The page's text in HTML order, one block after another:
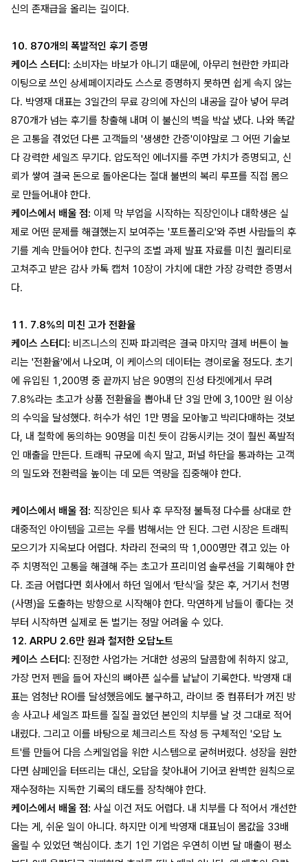
신의 존재급을 올리는 길이다.
10. 870개의 폭발적인 후기 증명
케이스 스터디: 소비자는 바보가 아니기 때문에, 아무리 현란한 카피라
이팅으로 쓰인 상세페이지라도 스스로 증명하지 못하면 쉽게 속지 않는
다. 박영재 대표는 3일간의 무료 강의에 자신의 내공을 갈아 넣어 무려
870개가 넘는 후기를 창출해 내며 이 불신의 벽을 박살 냈다. 나와 똑같
은 고통을 겪었던 다른 고객들의 '생생한 간증'이야말로 그 어떤 기술보
다 강력한 세일즈 무기다. 압도적인 에너지를 주면 가치가 증명되고, 신
뢰가 쌓여 결국 돈으로 돌아온다는 절대 불변의 복리 루프를 직접 몸으
로 만들어내야 한다.
케이스에서 배울 점: 이제 막 부업을 시작하는 직장인이나 대학생은 실
제로 어떤 문제를 해결했는지 보여주는 '포트폴리오'와 주변 사람들의 후
기를 계속 만들어야 한다. 친구의 조별 과제 발표 자료를 미친 퀄리티로
고쳐주고 받은 감사 카톡 캡처 10장이 가치에 대한 가장 강력한 증명서
다.
11. 7.8%의 미친 고가 전환율
케이스 스터디: 비즈니스의 진짜 파괴력은 결국 마지막 결제 버튼이 눌
리는 '전환율'에서 나오며, 이 케이스의 데이터는 경이로울 정도다. 초기
에 유입된 1,200명 중 끝까지 남은 90명의 진성 타겟에게서 무려
7.8%라는 초고가 상품 전환율을 뽑아내 단 3일 만에 3,100만 원 이상
의 수익을 달성했다. 허수가 섞인 1만 명을 모아놓고 박리다매하는 것보
다, 내 철학에 동의하는 90명을 미친 듯이 감동시키는 것이 훨씬 폭발적
인 매출을 만든다. 트래픽 규모에 속지 말고, 퍼널 하단을 통과하는 고객
의 밀도와 전환력을 높이는 데 모든 역량을 집중해야 한다.
케이스에서 배울 점: 직장인은 퇴사 후 무작정 불특정 다수를 상대로 한
대중적인 아이템을 고르는 우를 범해서는 안 된다. 그런 시장은 트래픽
모으기가 지옥보다 어렵다. 차라리 전국의 딱 1,000명만 겪고 있는 아
주 치명적인 고통을 해결해 주는 초고가 프리미엄 솔루션을 기획해야 한
다. 조금 어렵다면 회사에서 하던 일에서 ‘탄식’을 찾은 후, 거기서 천명
(사명)을 도출하는 방향으로 시작해야 한다. 막연하게 남들이 좋다는 것
부터 시작하면 실제로 돈 벌기는 정말 어려울 수 있다.
12. ARPU 2.6만 원과 철저한 오답노트
케이스 스터디: 진정한 사업가는 거대한 성공의 달콤함에 취하지 않고,
가장 먼저 펜을 들어 자신의 뼈아픈 실수를 낱낱이 기록한다. 박영재 대
표는 엄청난 ROI를 달성했음에도 불구하고, 라이브 중 컴퓨터가 꺼진 방
송 사고나 세일즈 파트를 질질 끌었던 본인의 치부를 날 것 그대로 적어
내렸다. 그리고 이를 바탕으로 체크리스트 작성 등 구체적인 '오답 노
트'를 만들어 다음 스케일업을 위한 시스템으로 굳혀버렸다. 성장을 원한
다면 샴페인을 터뜨리는 대신, 오답을 찾아내어 기어코 완벽한 원칙으로
재수정하는 지독한 기록의 태도를 장착해야 한다.
케이스에서 배울 점: 사실 이건 저도 어렵다. 내 치부를 다 적어서 개선한
다는 게, 쉬운 일이 아니다. 하지만 이게 박영재 대표님이 몸값을 33배
올릴 수 있었던 핵심이다. 초기 1인 기업은 우연히 이번 달 매출이 평소